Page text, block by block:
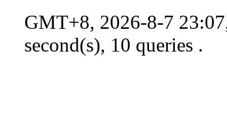
GMT+8, 2026-8-7
second(s), 10 queries .